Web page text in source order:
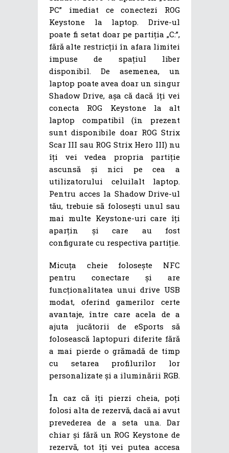
PC” imediat ce conectezi ROG
Keystone la laptop. Drive-ul
poate fi setat doar pe partiția „C:”,
fără alte restricții în afara limitei
impuse de spațiul liber
disponibil. De asemenea, un
laptop poate avea doar un singur
Shadow Drive, așa că dacă îți vei
conecta ROG Keystone la alt
laptop compatibil (în prezent
sunt disponibile doar ROG Strix
Scar III sau ROG Strix Hero III) nu
îți vei vedea propria partiție
ascunsă și nici pe cea a
utilizatorului celuilalt laptop.
Pentru acces la Shadow Drive-ul
tău, trebuie să folosești unul sau
mai multe Keystone-uri care îți
aparțin și care au fost
configurate cu respectiva partiție.
Micuța cheie folosește NFC
pentru conectare și are
funcționalitatea unui drive USB
modat, oferind gamerilor certe
avantaje, între care acela de a
ajuta jucătorii de eSports să
folosească laptopuri diferite fără
a mai pierde o grămadă de timp
cu setarea profilurilor lor
personalizate și a iluminării RGB.
În caz că îți pierzi cheia, poți
folosi alta de rezervă, dacă ai avut
prevederea de a seta una. Dar
chiar și fără un ROG Keystone de
rezervă, tot îți vei putea accesa